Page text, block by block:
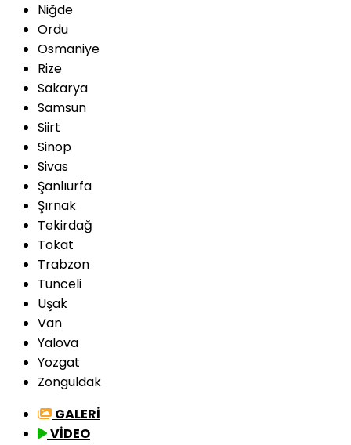
Niğde
Ordu
Osmaniye
Rize
Sakarya
Samsun
Siirt
Sinop
Sivas
Şanlıurfa
Şırnak
Tekirdağ
Tokat
Trabzon
Tunceli
Uşak
Van
Yalova
Yozgat
Zonguldak
GALERİ
VİDEO